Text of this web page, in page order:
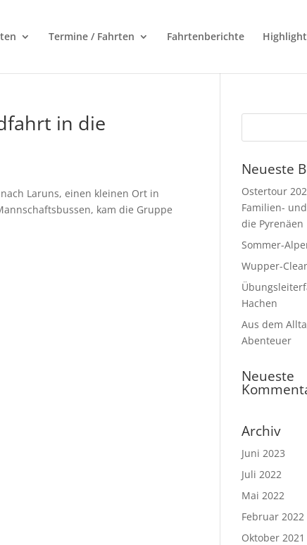
Termine / Fahrten Fahrtenberichte
in die
Laruns, einen kleinen Ort in
kam die Gruppe
Neueste
Ostertour
Familien-
die Pyrenäen
Sommer-
Wupper-
Hachen
Aus dem
Abenteuer
Neueste
Archiv
Juni 2023
Juli 2022
Mai 2022
Februar 2022
Oktober 2021